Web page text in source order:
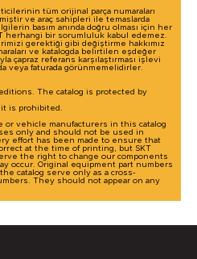
tüm orijinal parça numaraları
ve araç sahipleri ile temaslarda
basım anında doğru olması için her
herhangi bir sorumluluk kabul edemez.
gerektiği gibi değiştirme hakkımız
ve katalogda belirtilen eşdeğer
çapraz referans karşılaştırması işlevi
veya faturada görünmemelidirler.
The catalog is protected by
it is prohibited.
or vehicle manufacturers in this catalog
only and should not be used in
effort has been made to ensure that
at the time of printing, but SKT
the right to change our components
occur. Original equipment part numbers
catalog serve only as a cross-
They should not appear on any